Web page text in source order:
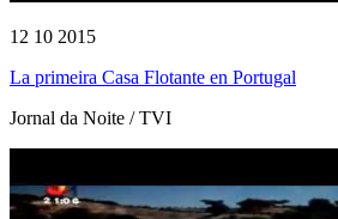
12 10 2015
La primeira Casa Flotante en Portugal
Jornal da Noite / TVI